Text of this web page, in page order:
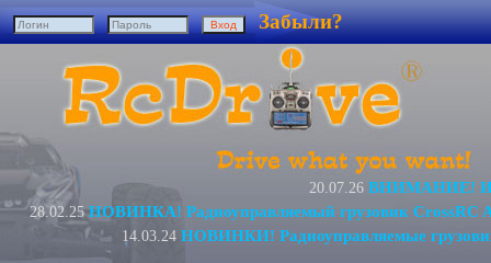
Забыли?
20.07.26 ВНИМАНИЕ!
28.02.25 НОВИНКА! Радиоуправляемый грузовик CrossRC
14.03.24 НОВИНКИ! Радиоуправляемые